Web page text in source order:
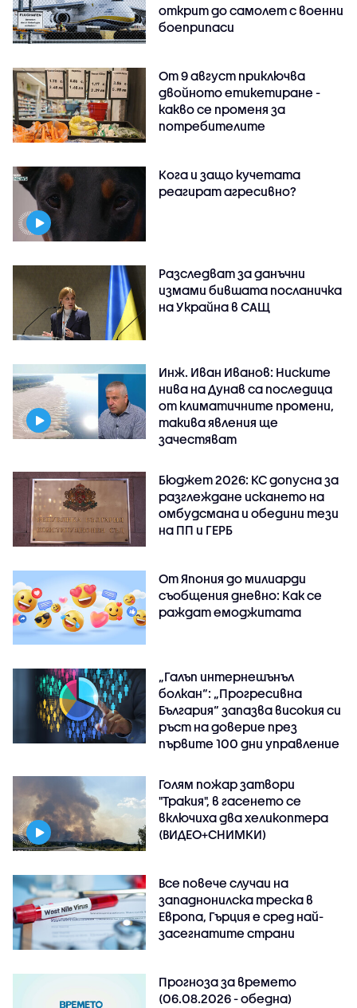
открит до самолет с военни
боеприпаси
От 9 август приключва
двойното етикетиране -
какво се променя за
потребителите
Кога и защо кучетата
реагират агресивно?
Разследват за данъчни
измами бившата посланичка
на Украйна в САЩ
Инж. Иван Иванов: Ниските
нива на Дунав са последица
от климатичните промени,
такива явления ще
зачестяват
Бюджет 2026: КС допусна за
разглеждане искането на
омбудсмана и обедини тези
на ПП и ГЕРБ
От Япония до милиарди
съобщения дневно: Как се
раждат емоджитата
„Галъп интернешънъл
болкан“: „Прогресивна
България“ запазва високия си
ръст на доверие през
първите 100 дни управление
Голям пожар затвори
"Тракия", в гасенето се
включиха два хеликоптера
(ВИДЕО+СНИМКИ)
Все повече случаи на
западнонилска треска в
Европа, Гърция е сред най-
засегнатите страни
Прогноза за времето
(06.08.2026 - обедна)